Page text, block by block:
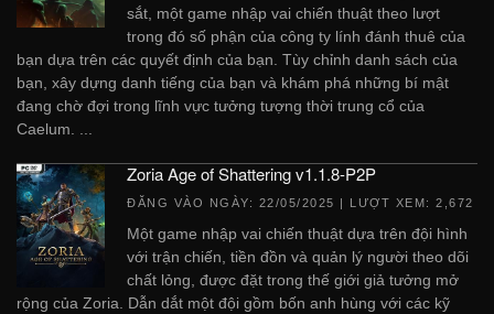
sắt, một game nhập vai chiến thuật theo lượt
trong đó số phận của công ty lính đánh thuê của
bạn dựa trên các quyết định của bạn. Tùy chỉnh danh sách của
bạn, xây dựng danh tiếng của bạn và khám phá những bí mật
đang chờ đợi trong lĩnh vực tưởng tượng thời trung cổ của
Caelum. ...
Zoria Age of Shattering v1.1.8-P2P
ĐĂNG VÀO NGÀY: 22/05/2025 | LƯỢT XEM: 2,672
Một game nhập vai chiến thuật dựa trên đội hình
với trận chiến, tiền đồn và quản lý người theo dõi
chất lỏng, được đặt trong thế giới giả tưởng mở
rộng của Zoria. Dẫn dắt một đội gồm bốn anh hùng với các kỹ